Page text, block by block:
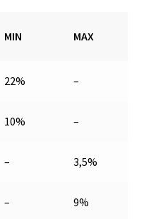
MIN MAX
22% –
10% –
– 3,5%
– 9%